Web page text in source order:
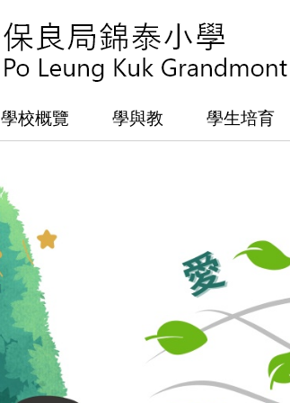
學校概覽 學與教 學生培育